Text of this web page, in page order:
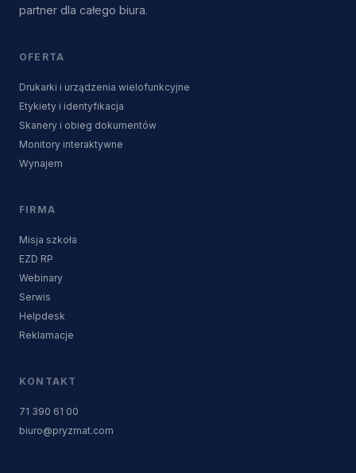
partner dla całego biura.
OFERTA
Drukarki i urządzenia wielofunkcyjne
Etykiety i identyfikacja
Skanery i obieg dokumentów
Monitory interaktywne
Wynajem
FIRMA
Misja szkoła
EZD RP
Webinary
Serwis
Helpdesk
Reklamacje
KONTAKT
71 390 61 00
biuro@pryzmat.com